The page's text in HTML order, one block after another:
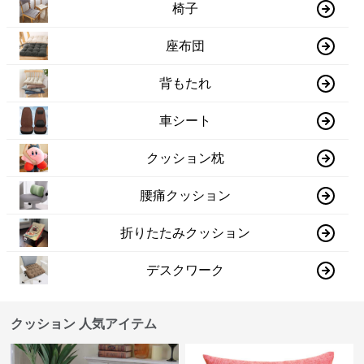
椅子
座布団
背もたれ
車シート
クッション枕
腰痛クッション
折りたたみクッション
デスクワーク
クッション 人気アイテム